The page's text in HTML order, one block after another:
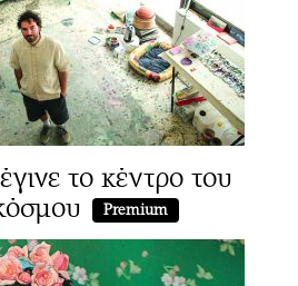
το κέντρο του
Premium